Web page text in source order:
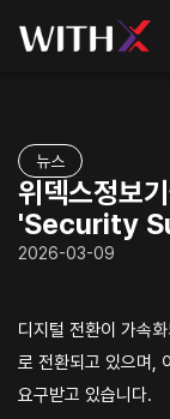
뉴스
위덱스정보
'Security
2026-03-09
디지털 전환이 가속
로 전환되고 있으며,
요구받고 있습니다.